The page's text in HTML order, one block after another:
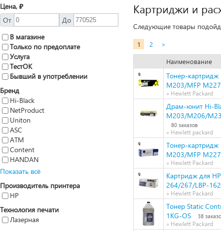
Цена, ₽
От
До
В магазине
Только по предоплате
Услуга
ТестОК
Бывший в употреблении
Бренд
Hi-Black
NetProduct
Uniton
ASC
ATM
Content
HANDAN
Показать всё
Производитель принтера
HP
Технология печати
Лазерная
Картриджи и
Следующие товары
1 2 >
Наименование
Тонер-картридж
M203/MFP
» Hewlett Packard
Драм-юнит Hi-
M203/M206/
80 заказов
» Hewlett packard
Тонер-картридж
M203/MFP
» Hewlett Packard
Картридж для
264/267/LBP-
» Hewlett Packard
Тонер Static
1KG-OS
38
» Hewlett Packard